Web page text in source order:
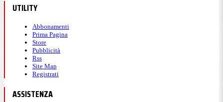
UTILITY
Abbonamenti
Prima Pagina
Store
Pubblicità
Rss
Site Map
Registrati
ASSISTENZA